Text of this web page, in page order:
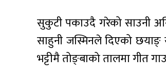
सुकुटी पकाउदै गरेको साउनी
साहुनी जस्मिनले दिएको
भट्टीमै तोङ्बाको तालमा गीत